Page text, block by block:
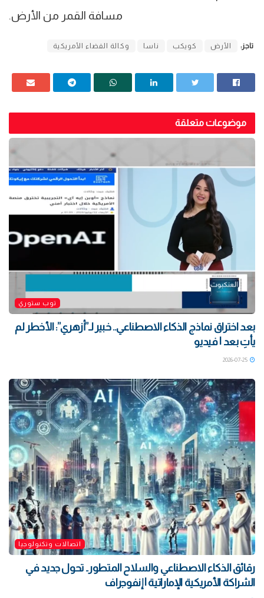
مسافة القمر من الأرض.
تاجز: الأرض كويكب ناسا وكالة الفضاء الأمريكية
موضوعات متعلقة
توب ستوري
بعد اختراق نماذج الذكاء الاصطناعي.. خبير لـ”أزهري”: الأخطر لم
يأتِ بعد | فيديو
اتصالات وتكنولوجيا
رقائق الذكاء الاصطناعي والسلاح المتطور.. تحول جديد في
الشراكة الأمريكية الإماراتية | إنفوجراف